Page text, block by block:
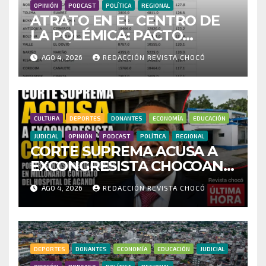
OPINIÓN PODCAST POLÍTICA REGIONAL
ATRATO EN EL CENTRO DE
LA POLÉMICA: PACTO
HISTÓRICO CUESTIONA
CENSO ELECTORAL Y PIDE
INVESTIGAR PRESUNTO
FRAUDE
AGO 4, 2026 REDACCIÓN REVISTA CHOCÓ
CULTURA DEPORTES DONANTES ECONOMÍA EDUCACIÓN
JUDICIAL OPINIÓN PODCAST POLÍTICA REGIONAL
CORTE SUPREMA ACUSA A
EXCONGRESISTA CHOCOANO
POR PRESUNTAS
IRREGULARIDADES EN
MILLONARIO CONTRATO
DEL HOSPITAL DE ACANDÍ
AGO 4, 2026 REDACCIÓN REVISTA CHOCÓ
DEPORTES DONANTES ECONOMÍA EDUCACIÓN JUDICIAL